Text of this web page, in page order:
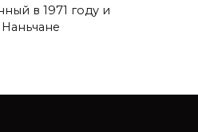
в 1971 году и